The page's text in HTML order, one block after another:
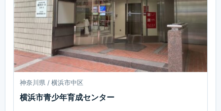
神奈川県 / 横浜市中区
横浜市青少年育成センター